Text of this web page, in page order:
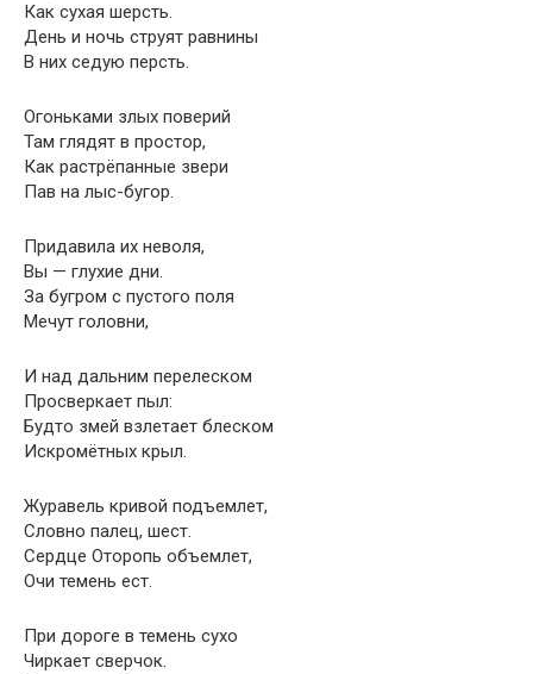
Как сухая шерсть.
День и ночь струят равнины
В них седую персть.
Огоньками злых поверий
Там глядят в простор,
Как растрёпанные звери
Пав на лыс-бугор.
Придавила их неволя,
Вы — глухие дни.
За бугром с пустого поля
Мечут головни,
И над дальним перелеском
Просверкает пыл:
Будто змей взлетает блеском
Искромётных крыл.
Журавель кривой подъемлет,
Словно палец, шест.
Сердце Оторопь объемлет,
Очи темень ест.
При дороге в темень сухо
Чиркает сверчок.